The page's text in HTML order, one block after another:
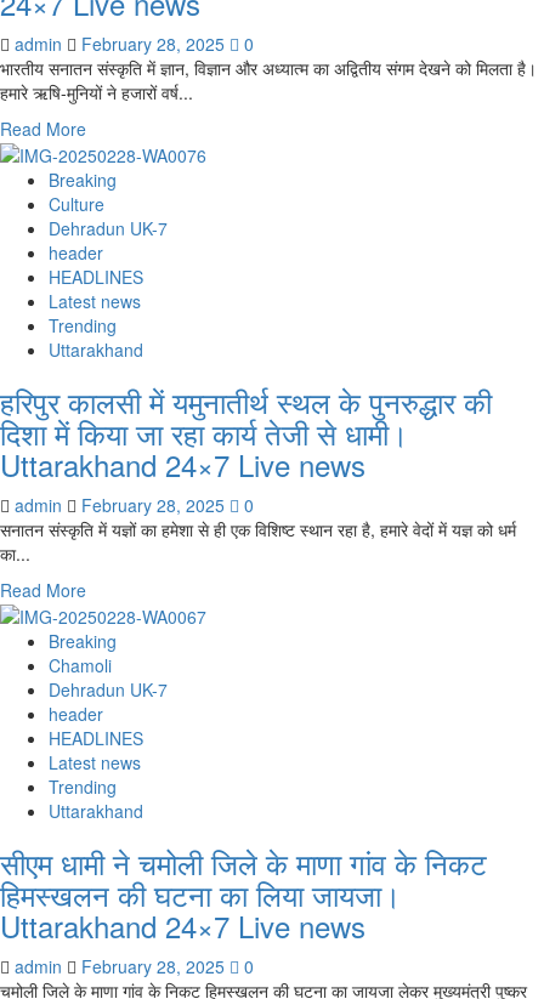
दिए।
24×7
Live
news
admin February 28, 2025
0
भारतीय सनातन संस्कृति में ज्ञान, विज्ञान और अध्यात्म का अद्वितीय संगम देखने को मिलता है।
हमारे ऋषि-मुनियों ने हजारों वर्ष...
Read MoreRead
more
about
भारतीय
सनातन
संस्कृति
है
ज्ञान
विज्ञान
एवं
का
अद्वितीय
संगम
सीएम
Uttarakhand
24×7
news
Breaking
Culture
Dehradun UK-7
header
HEADLINES
Latest news
Trending
Uttarakhand
हरिपुर कालसी में यमुनातीर्थ स्थल के पुनरुद्धार की
दिशा में किया जा रहा कार्य तेजी से धामी।
Uttarakhand 24×7 Live news
admin February 28, 2025
0
सनातन संस्कृति में यज्ञों का हमेशा से ही एक विशिष्ट स्थान रहा है, हमारे वेदों में यज्ञ को धर्म
का...
Read MoreRead
more
about
हरिपुर
कालसी
में
यमुनातीर्थ
स्थल
के
पुनरुद्धार
दिशा
में
किया
जा
कार्य
Breaking
Chamoli
Dehradun UK-7
header
HEADLINES
Latest news
Trending
Uttarakhand
सीएम धामी ने चमोली जिले के माणा गांव के निकट
हिमस्खलन की घटना का लिया जायजा।
Uttarakhand 24×7 Live news
admin February 28, 2025
0
चमोली जिले के माणा गांव के निकट हिमस्खलन की घटना का जायजा लेकर मुख्यमंत्री पुष्कर